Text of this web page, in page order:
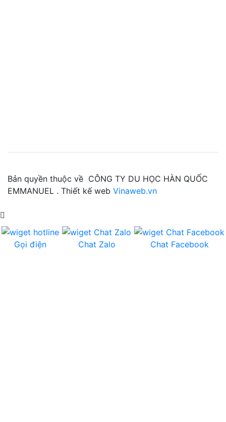
Bản quyền thuộc về CÔNG TY DU HỌC HÀN QUỐC
EMMANUEL . Thiết kế web Vinaweb.vn
Gọi điện Chat Zalo Chat Facebook